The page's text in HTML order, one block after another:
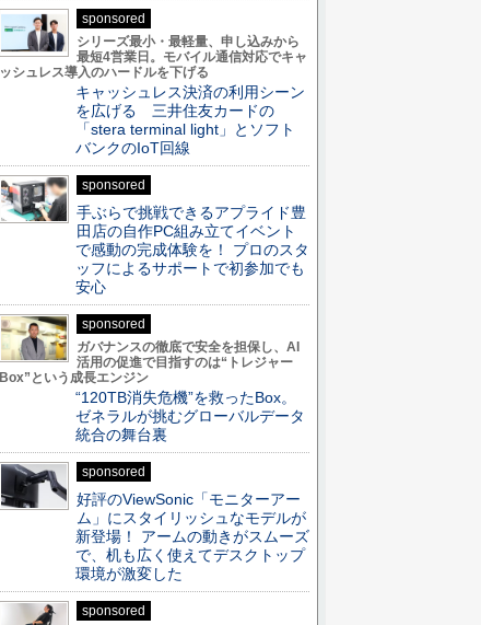
sponsored
シリーズ最小・最軽量、申し込みから
最短4営業日。モバイル通信対応でキャ
ッシュレス導入のハードルを下げる
キャッシュレス決済の利用シーン
を広げる 三井住友カードの
「stera terminal light」とソフト
バンクのIoT回線
sponsored
手ぶらで挑戦できるアプライド豊
田店の自作PC組み立てイベント
で感動の完成体験を！ プロのスタ
ッフによるサポートで初参加でも
安心
sponsored
ガバナンスの徹底で安全を担保し、AI
活用の促進で目指すのは“トレジャー
Box”という成長エンジン
“120TB消失危機”を救ったBox。
ゼネラルが挑むグローバルデータ
統合の舞台裏
sponsored
好評のViewSonic「モニターアー
ム」にスタイリッシュなモデルが
新登場！ アームの動きがスムーズ
で、机も広く使えてデスクトップ
環境が激変した
sponsored